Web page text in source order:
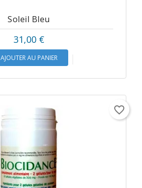
Soleil Bleu
31,00 €Prix
AJOUTER AU PANIER
favorite_border